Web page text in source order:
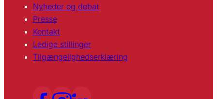
Nyheder og debat
Presse
Kontakt
Ledige stillinger
Tilgængelighedserklæring